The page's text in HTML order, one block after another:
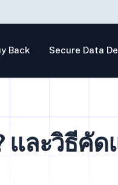
Back Secure Data
และวิธีคัด